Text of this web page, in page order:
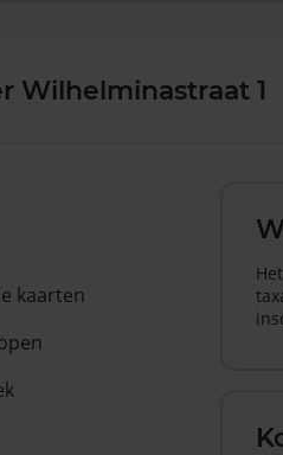
Wilhelminastraat 1
kaarten